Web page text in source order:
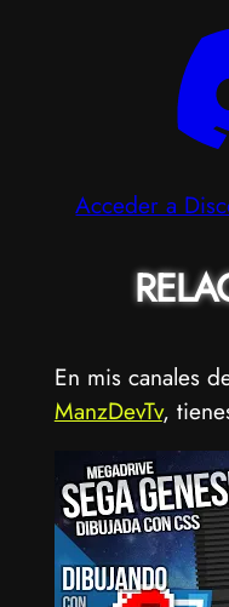
Acceder a
En mis canales
ManzDevTv,